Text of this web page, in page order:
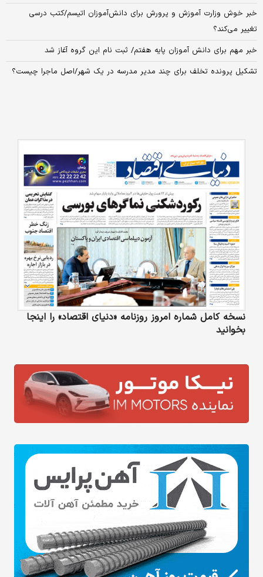
خبر خوش وزارت آموزش و پرورش برای دانش‌آموزان اتیسم/کتب درسی
تغییر می‌کند؟
خبر مهم برای دانش آموزان پایه هفتم/ ثبت نام این گروه آغاز شد
تشکیل پرونده تخلف برای چند مدیر مدرسه در یک شهر/اصل ماجرا چیست؟
نسخه کامل شماره امروز روزنامه «دنیای‌ اقتصاد» را اینجا
بخوانید